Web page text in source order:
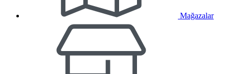
Mağazalar